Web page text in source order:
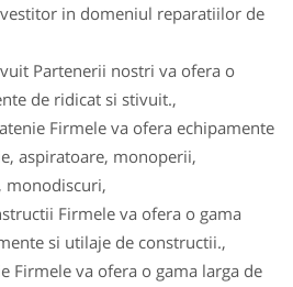
in domeniul reparatiilor de
Partenerii nostri va ofera o
de ridicat si stivuit.,
Firmele va ofera echipamente
aspiratoare, monoperii,
monodiscuri,
Firmele va ofera o gama
si utilaje de constructii.,
Firmele va ofera o gama larga de